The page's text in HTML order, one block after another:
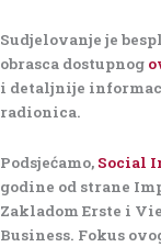
Sudjelovanje je
obrasca dostupnog
i detaljnije
radionica.
Podsjećamo, Social
godine od strane
Zakladom Erste i
Business. Fokus